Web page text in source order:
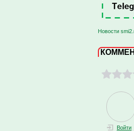
Новости
Войти